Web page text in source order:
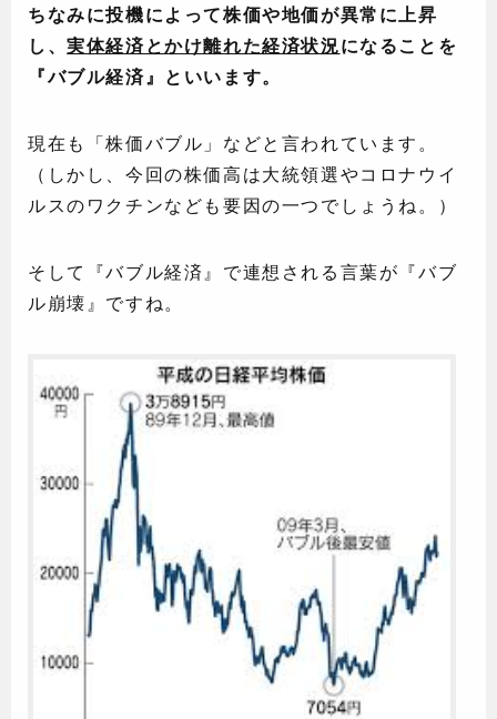
ちなみに投機によって株価や地価が異常に上昇
し、実体経済とかけ離れた経済状況になることを
『バブル経済』といいます。
現在も「株価バブル」などと言われています。
（しかし、今回の株価高は大統領選やコロナウイ
ルスのワクチンなども要因の一つでしょうね。）
そして『バブル経済』で連想される言葉が『バブ
ル崩壊』ですね。